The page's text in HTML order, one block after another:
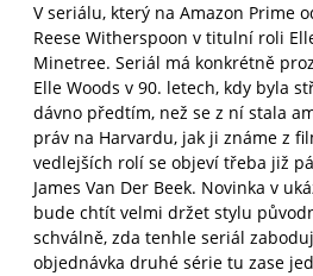
V seriálu, který na Amazon Prime
Reese Witherspoon v titulní roli
Minetree. Seriál má konkrétně
Elle Woods v 90. letech, kdy byla
dávno předtím, než se z ní stala
práv na Harvardu, jak ji známe z
vedlejších rolí se objeví třeba již
James Van Der Beek. Novinka v
bude chtít velmi držet stylu
schválně, zda tenhle seriál
objednávka druhé série tu zase